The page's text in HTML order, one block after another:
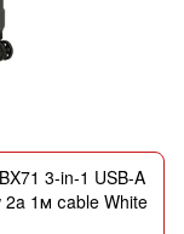
3-in-1 USB-A
2a 1м сable White